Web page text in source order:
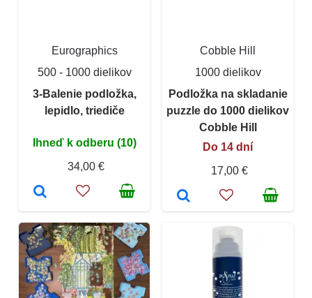
Eurographics
500 - 1000 dielikov
3-Balenie podložka,
lepidlo, triediče
Ihneď k odberu (10)
34,00 €
Cobble Hill
1000 dielikov
Podložka na skladanie
puzzle do 1000 dielikov
Cobble Hill
Do 14 dní
17,00 €